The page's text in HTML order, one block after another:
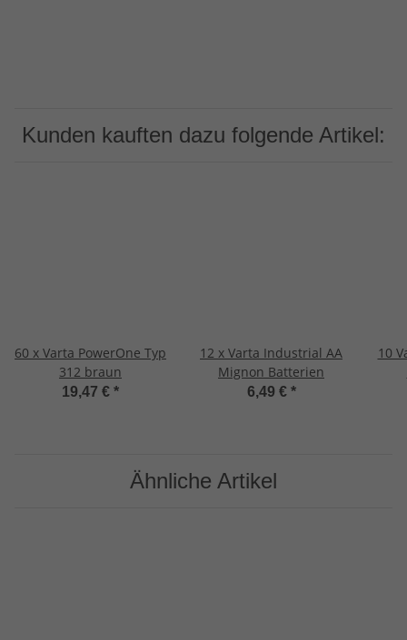
Kunden kauften dazu folgende Artikel:
60 x Varta PowerOne Typ
312 braun
19,47 € *
12 x Varta Industrial AA
Mignon Batterien
6,49 € *
10
Ähnliche Artikel